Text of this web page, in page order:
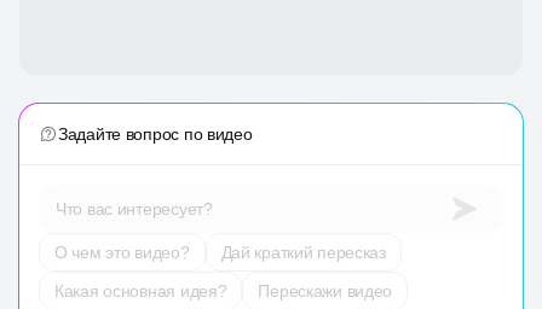
Задайте вопрос по видео
Что вас интересует?
О чем это видео?
Дай краткий пересказ
Какая основная идея?
Перескажи видео